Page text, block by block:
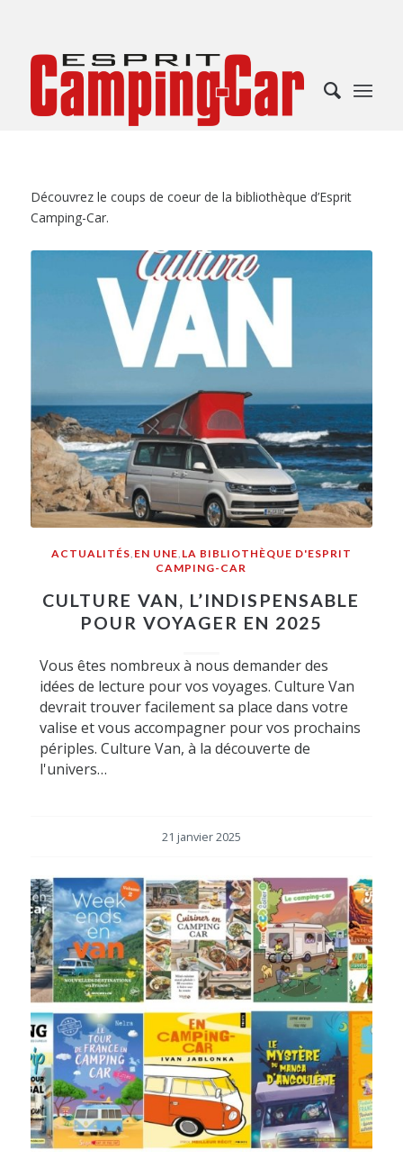
Découvrez le coups de coeur de la bibliothèque d’Esprit
Camping-Car.
ACTUALITÉS EN UNE LA BIBLIOTHÈQUE D'ESPRIT
CAMPING-CAR
CULTURE VAN, L’INDISPENSABLE
POUR VOYAGER EN 2025
Vous êtes nombreux à nous demander des
idées de lecture pour vos voyages. Culture Van
devrait trouver facilement sa place dans votre
valise et vous accompagner pour vos prochains
périples. Culture Van, à la découverte de
l'univers…
21 janvier 2025